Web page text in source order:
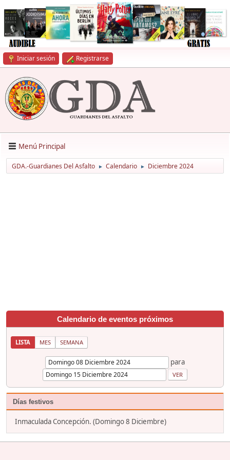
Iniciar sesión Registrarse
Menú Principal
GDA.-Guardianes Del Asfalto ► Calendario ► Diciembre 2024
Calendario de eventos próximos
LISTA MES SEMANA
para
Días festivos
Inmaculada Concepción. (Domingo 8 Diciembre)